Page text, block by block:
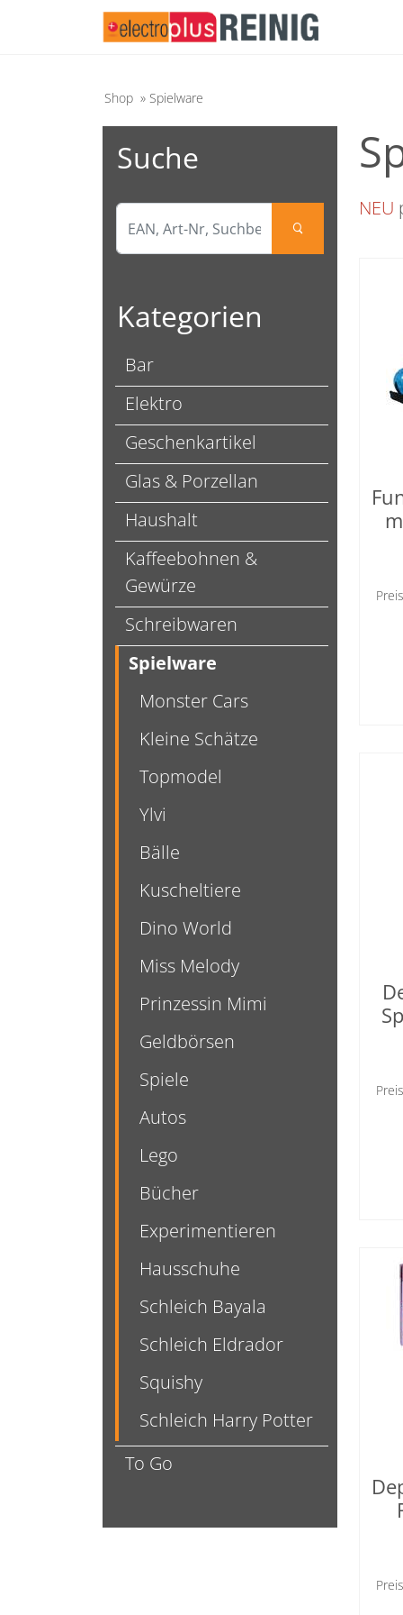
Shop » Spielware
Suche
search
Kategorien
Bar
Elektro
Geschenkartikel
Glas & Porzellan
Haushalt
Kaffeebohnen &
Gewürze
Schreibwaren
Spielware
Monster Cars
Kleine Schätze
Topmodel
Ylvi
Bälle
Kuscheltiere
Dino World
Miss Melody
Prinzessin Mimi
Geldbörsen
Spiele
Autos
Lego
Bücher
Experimentieren
Hausschuhe
Schleich Bayala
Schleich Eldrador
Squishy
Schleich Harry Potter
To Go
NEU